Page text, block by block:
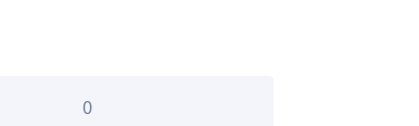
0